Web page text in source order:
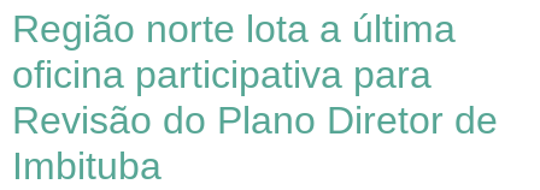
Região norte lota a última
oficina participativa para
Revisão do Plano Diretor de
Imbituba